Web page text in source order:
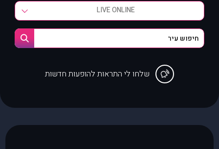
LIVE ONLINE
שלחו לי התראות להופעות חדשות